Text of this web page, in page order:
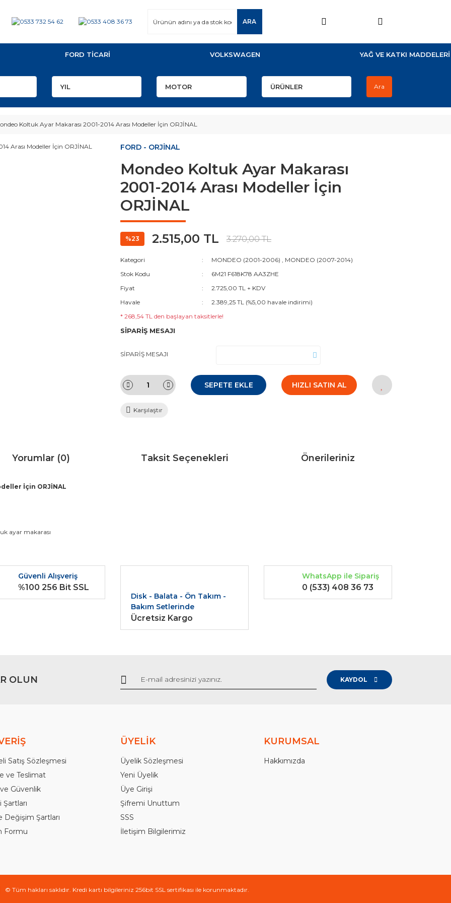
ARA
FORD TİCARİ VOLKSWAGEN YAĞ VE KATKI MADDELERİ
Ara
Koltuk Ayar Makarası 2001-2014 Arası Modeller İçin ORJİNAL
FORD - ORJİNAL
Mondeo Koltuk Ayar Makarası
2001-2014 Arası Modeller İçin
ORJİNAL
%23 2.515,00 TL 3.270,00 TL
Kategori MONDEO (2001-2006) , MONDEO (2007-2014)
Stok Kodu
6M21 F618K78 AA3ZHE
Fiyat
2.725,00 TL + KDV
Havale
2.389,25 TL (%5,00 havale indirimi)
* 268,54 TL den başlayan taksitlerle!
SİPARİŞ MESAJI
SİPARİŞ MESAJI
SEPETE EKLE HIZLI SATIN AL
Karşılaştır
Yorumlar (0) Taksit Seçenekleri Önerileriniz
İçin ORJİNAL
diğer konularda yetersiz gördüğünüz noktaları öneri formunu kullanarak tarafımıza iletebilirsiniz.
Gönder
ayar makarası
Güvenli Alışveriş
%100 256 Bit SSL
Disk - Balata - Ön Takım -
Bakım Setlerinde
Ücretsiz Kargo
WhatsApp ile Sipariş
0 (533) 408 36 73
OLUN KAYDOL
Satış Sözleşmesi
ve Teslimat
Güvenlik
Şartları
Değişim Şartları
Formu
ÜYELİK
Üyelik Sözleşmesi
Yeni Üyelik
Üye Girişi
Şifremi Unuttum
SSS
İletişim Bilgilerimiz
KURUMSAL
Hakkımızda
© Tüm hakları saklıdır. Kredi kartı bilgileriniz 256bit SSL sertifikası ile korunmaktadır.